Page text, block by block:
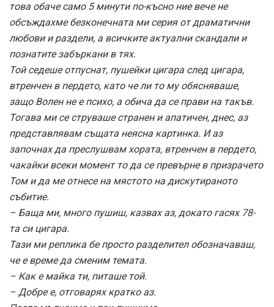
това обаче само 5 минути по-късно ние вече не
обсъждахме безконечната ми серия от драматични
любови и раздели, а всичките актуални скандали и
познатите забъркани в тях.
Той седеше отпуснат, пушейки цигара след цигара,
втренчен в пердето, като че ли то му обясняваше,
защо Волен не е психо, а обича да се прави на такъв.
Тогава ми се струваше странен и апатичен, днес, аз
представлявам същата неясна картинка. И аз
започнах да преслушвам хората, втренчен в пердето,
чакайки всеки момент то да се превърне в призрачето
Том и да ме отнесе на мястото на дискутираното
събитие.
– Баща ми, много пушиш, казвах аз, докато гасях 78-
та си цигара.
Тази ми реплика бе просто разделител обозначаваш,
че е време да сменим темата.
– Как е майка ти, питаше той.
– Добре е, отговарях кратко аз.